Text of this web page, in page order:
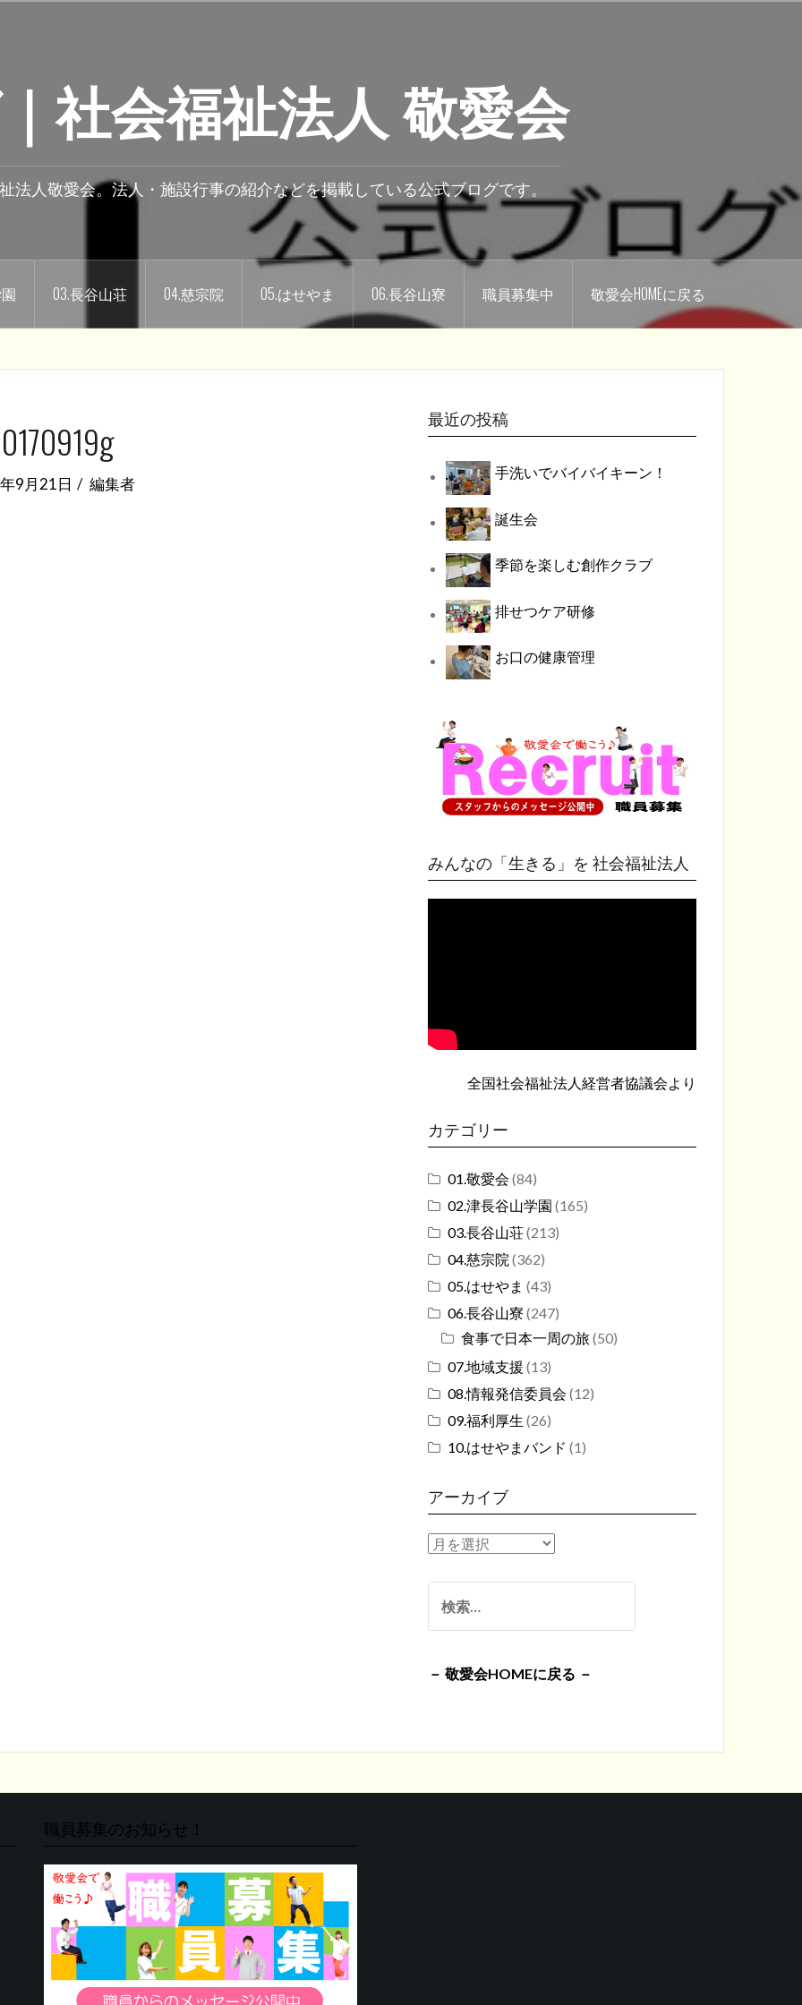
社会福祉法人 敬愛会
法人敬愛会。法人・施設行事の紹介などを掲載している公式ブログです。
03.長谷山荘 04.慈宗院 05.はせやま 06.長谷山寮 職員募集中 敬愛会HOMEに戻る
9月21日 編集者
最近の投稿
手洗いでバイバイキーン！
誕生会
季節を楽しむ創作クラブ
排せつケア研修
お口の健康管理
みんなの「生きる」を 社会福祉法人
全国社会福祉法人経営者協議会より
カテゴリー
01.敬愛会 (84)
02.津長谷山学園 (165)
03.長谷山荘(213)
04.慈宗院 (362)
05.はせやま (43)
06.長谷山寮 (247)
食事で日本一周の旅 (50)
07.地域支援 (13)
08.情報発信委員会 (12)
09.福利厚生 (26)
10.はせやまバンド (1)
アーカイブ
ア
カ
ブ
索:
－ 敬愛会HOMEに戻る －
職員募集のお知らせ！